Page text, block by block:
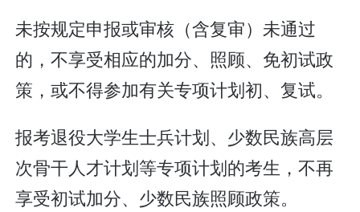
未按规定申报或审核（含复审）未通过
的，不享受相应的加分、照顾、免初试政
策，或不得参加有关专项计划初、复试。
报考退役大学生士兵计划、少数民族高层
次骨干人才计划等专项计划的考生，不再
享受初试加分、少数民族照顾政策。